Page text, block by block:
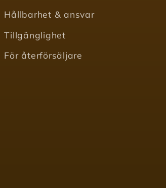
Hållbarhet & ansvar
Tillgänglighet
För återförsäljare